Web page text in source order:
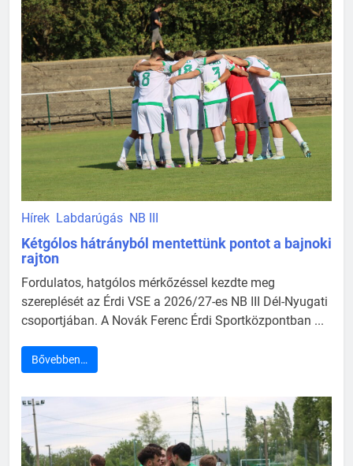
Hírek Labdarúgás NB III
Kétgólos hátrányból mentettünk pontot a bajnoki
rajton
Fordulatos, hatgólos mérkőzéssel kezdte meg
szereplését az Érdi VSE a 2026/27-es NB III Dél-Nyugati
csoportjában. A Novák Ferenc Érdi Sportközpontban ...
Bővebben…